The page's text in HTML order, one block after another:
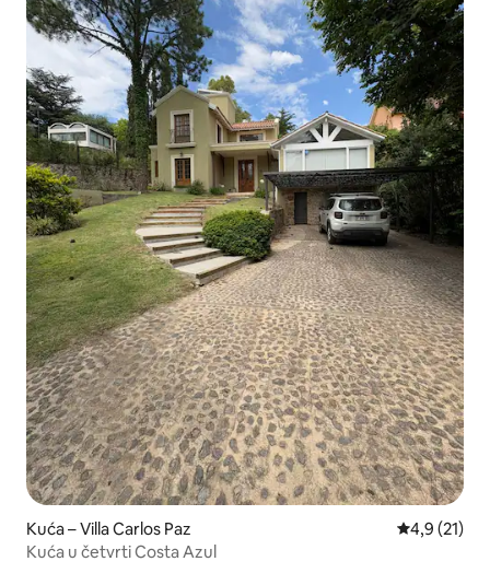
Kuća – Villa Carlos Paz Prosječna
4,9 (21)
Kuća u četvrti Costa Azul